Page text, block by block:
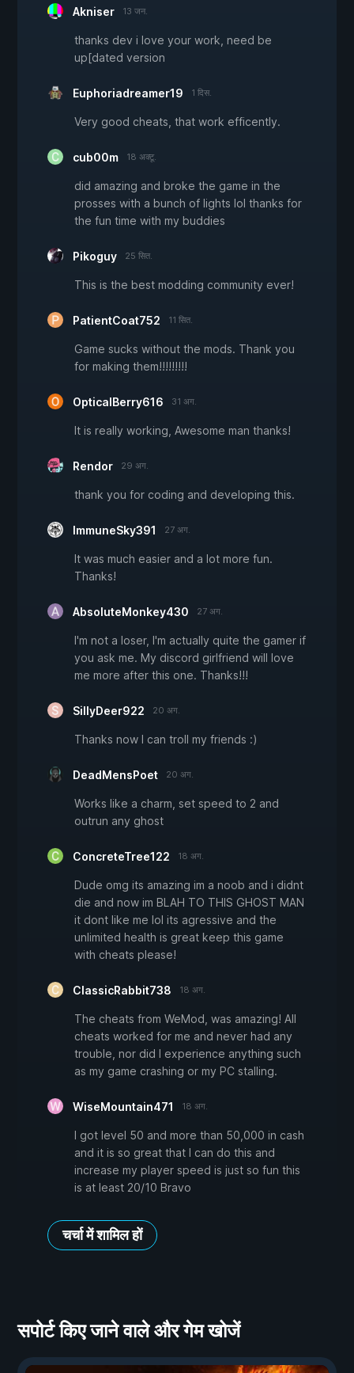
Akniser 13 जन.
thanks dev i love your work, need be
up[dated version
Euphoriadreamer19 1 दिस.
Very good cheats, that work efficently.
cub00m 18 अक्टू.
did amazing and broke the game in the
prosses with a bunch of lights lol thanks for
the fun time with my buddies
Pikoguy 25 सित.
This is the best modding community ever!
PatientCoat752 11 सित.
Game sucks without the mods. Thank you
for making them!!!!!!!!!
OpticalBerry616 31 अग.
It is really working, Awesome man thanks!
Rendor 29 अग.
thank you for coding and developing this.
ImmuneSky391 27 अग.
It was much easier and a lot more fun.
Thanks!
AbsoluteMonkey430 27 अग.
I'm not a loser, I'm actually quite the gamer if
you ask me. My discord girlfriend will love
me more after this one. Thanks!!!
SillyDeer922 20 अग.
Thanks now I can troll my friends :)
DeadMensPoet 20 अग.
Works like a charm, set speed to 2 and
outrun any ghost
ConcreteTree122 18 अग.
Dude omg its amazing im a noob and i didnt
die and now im BLAH TO THIS GHOST MAN
it dont like me lol its agressive and the
unlimited health is great keep this game
with cheats please!
ClassicRabbit738 18 अग.
The cheats from WeMod, was amazing! All
cheats worked for me and never had any
trouble, nor did I experience anything such
as my game crashing or my PC stalling.
WiseMountain471 18 अग.
I got level 50 and more than 50,000 in cash
and it is so great that I can do this and
increase my player speed is just so fun this
is at least 20/10 Bravo
चर्चा में शामिल हों
सपोर्ट किए जाने वाले और गेम खोजें